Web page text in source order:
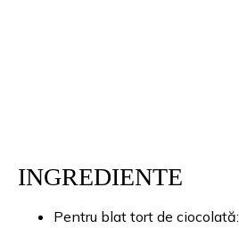
INGREDIENTE
Pentru blat tort de ciocolată: